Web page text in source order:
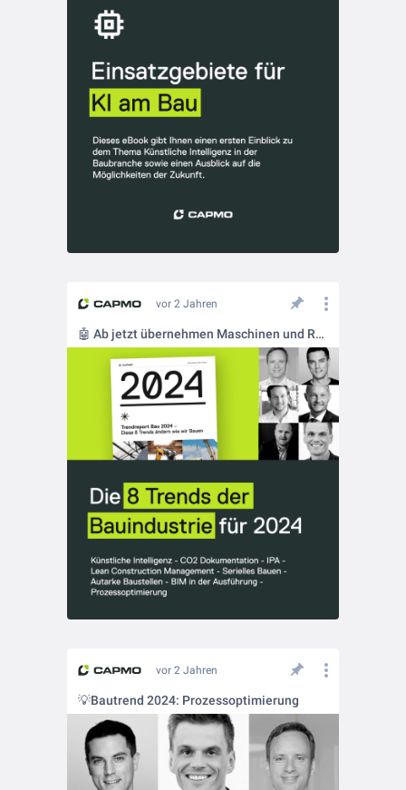
vor 2 Jahren
🤖 Ab jetzt übernehmen Maschinen und Roboter die Arbeit auf der Baustelle!
vor 2 Jahren
💡Bautrend 2024: Prozessoptimierung